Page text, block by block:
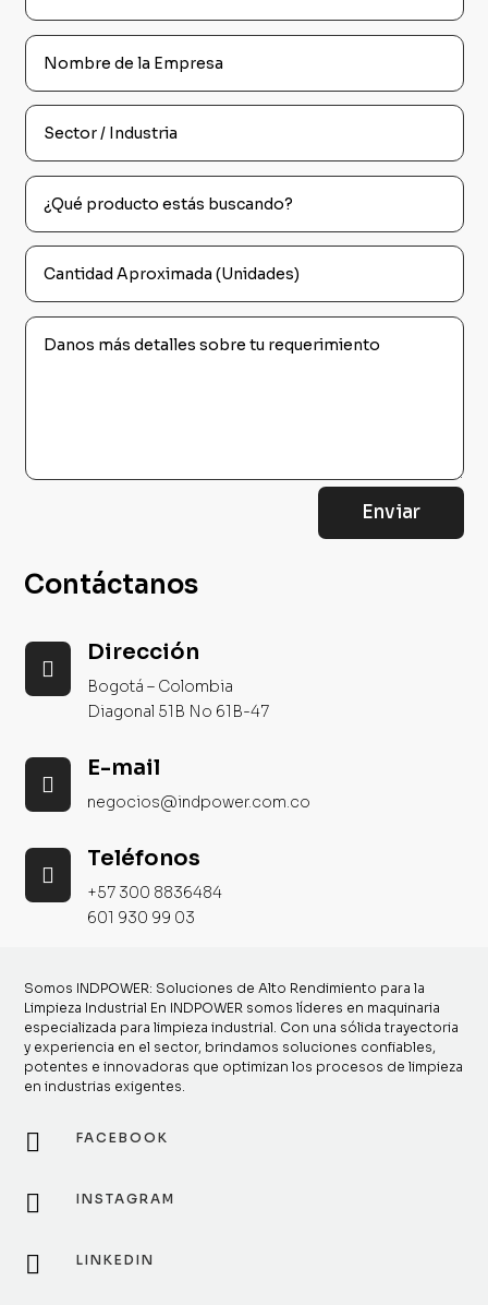
Enviar
Contáctanos

Dirección
Bogotá – Colombia
Diagonal 51B No 61B-47

E-mail
negocios@indpower.com.co

Teléfonos
+57 300 8836484
601 930 99 03
Somos INDPOWER: Soluciones de Alto Rendimiento para la
Limpieza Industrial En INDPOWER somos líderes en maquinaria
especializada para limpieza industrial. Con una sólida trayectoria
y experiencia en el sector, brindamos soluciones confiables,
potentes e innovadoras que optimizan los procesos de limpieza
en industrias exigentes.
 FACEBOOK
 INSTAGRAM
 LINKEDIN